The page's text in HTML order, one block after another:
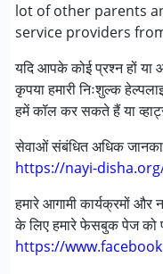
lot of other parents
service providers
यदि आपके कोई प्रश्न हों या
कृपया हमारी निःशुल्क
हमें कॉल कर सकते हैं या
सेवाओं संबंधित अधिक
https://nayi-
हमारे आगामी कार्यक्रमों
के लिए हमारे फेसबुक पेज को
https://
लर्निंग डिसेबिलिटीज़
मल्टिपल डिसेबिलिटीज़
आयु वर्ग :0 - 5 वर्ष, 6 - 12
लिंगमहिला, पुरुष